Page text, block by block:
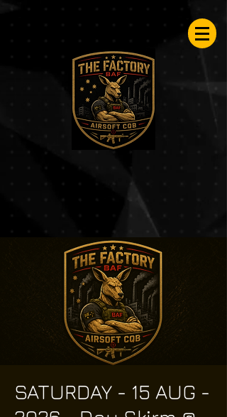
SATURDAY - 15 AUG -